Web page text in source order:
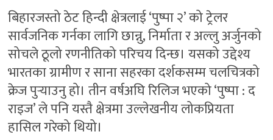
बिहारजस्तो ठेट हिन्दी क्षेत्रलाई ‘पुष्पा २’ को ट्रेलर
सार्वजनिक गर्नका लागि छान्नु, निर्माता र अल्लु अर्जुनको
सोचले ठूलो रणनीतिको परिचय दिन्छ। यसको उद्देश्य
भारतका ग्रामीण र साना सहरका दर्शकसम्म चलचित्रको
क्रेज पुर्‍याउनु हो। तीन वर्षअघि रिलिज भएको ‘पुष्पा : द
राइज’ ले पनि यस्तै क्षेत्रमा उल्लेखनीय लोकप्रियता
हासिल गरेको थियो।